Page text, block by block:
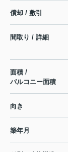
償却 / 敷引
間取り / 詳細
面積 /
バルコニー面積
向き
築年月